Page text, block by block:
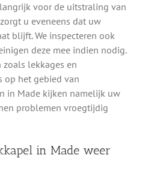
voor de uitstraling van
u eveneens dat uw
blijft. We inspecteren ook
deze mee indien nodig.
lekkages en
op het gebied van
in Made kijken namelijk uw
problemen vroegtijdig
in Made weer